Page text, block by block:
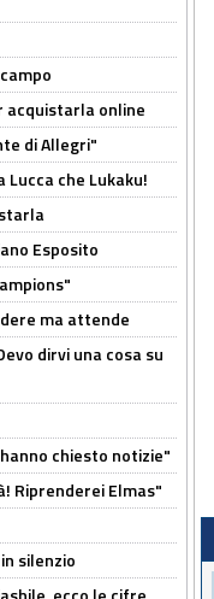
acquistarla online
di Allegri"
Lucca che Lukaku!
Esposito
ma attende
dirvi una cosa su
chiesto notizie"
Riprenderei Elmas"
silenzio